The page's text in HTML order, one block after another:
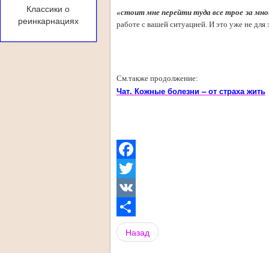
Классики о
реинкарнациях
«стоит мне перейти туда все трое за
работе с вашей ситуацией. И это уже не для
См.также продолжение:
Чат. Кожные болезни – от страха жить
Facebook
Twitter
VK
Share
Назад